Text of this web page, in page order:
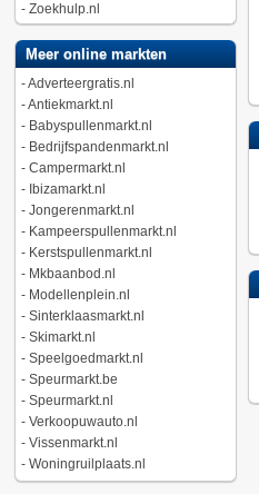
- Zoekhulp.nl
Meer online markten
-Adverteergratis.nl
-Antiekmarkt.nl
- Babyspullenmarkt.nl
- Bedrijfspandenmarkt.nl
- Campermarkt.nl
- Ibizamarkt.nl
- Jongerenmarkt.nl
- Kampeerspullenmarkt.nl
- Kerstspullenmarkt.nl
- Mkbaanbod.nl
- Modellenplein.nl
- Sinterklaasmarkt.nl
- Skimarkt.nl
- Speelgoedmarkt.nl
- Speurmarkt.be
- Speurmarkt.nl
- Verkoopuwauto.nl
- Vissenmarkt.nl
- Woningruilplaats.nl